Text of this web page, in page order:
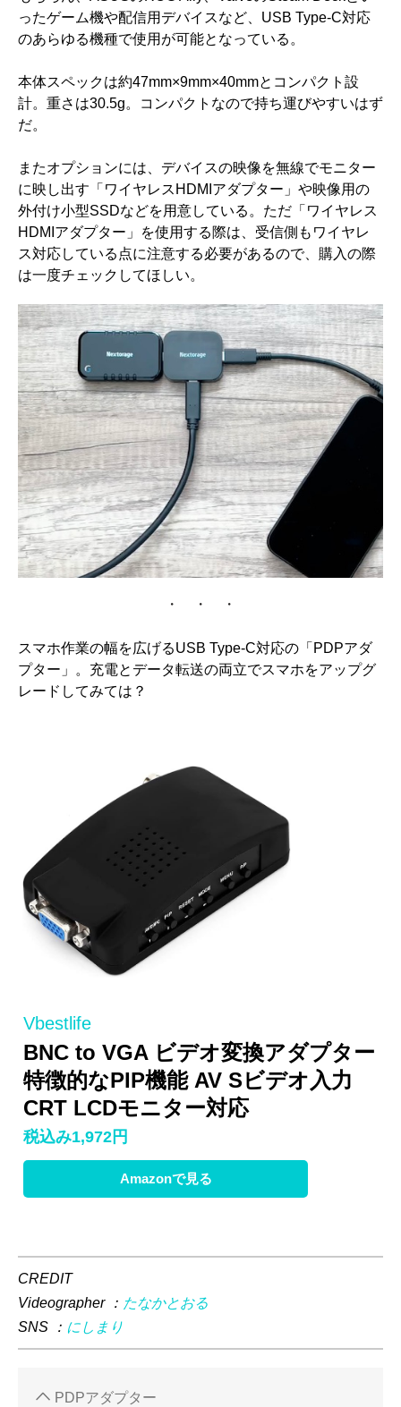
ったゲーム機や配信用デバイスなど、USB Type-C対応
のあらゆる機種で使用が可能となっている。
本体スペックは約47mm×9mm×40mmとコンパクト設
計。重さは30.5g。コンパクトなので持ち運びやすいはず
だ。
またオプションには、デバイスの映像を無線でモニター
に映し出す「ワイヤレスHDMIアダプター」や映像用の
外付け小型SSDなどを用意している。ただ「ワイヤレス
HDMIアダプター」を使用する際は、受信側もワイヤレ
ス対応している点に注意する必要があるので、購入の際
は一度チェックしてほしい。
・ ・ ・
スマホ作業の幅を広げるUSB Type-C対応の「PDPアダ
プター」。充電とデータ転送の両立でスマホをアップグ
レードしてみては？
Vbestlife
BNC to VGA ビデオ変換アダプター
特徴的なPIP機能 AV Sビデオ入力
CRT LCDモニター対応
税込み1,972円
Amazonで見る
CREDIT
Videographer ： たなかとおる
SNS ： にしまり
PDPアダプター